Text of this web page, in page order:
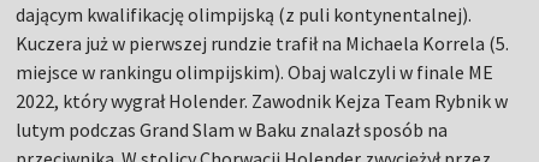
dającym kwalifikację olimpijską (z puli kontynentalnej).
Kuczera już w pierwszej rundzie trafił na Michaela Korrela (5.
miejsce w rankingu olimpijskim). Obaj walczyli w finale ME
2022, który wygrał Holender. Zawodnik Kejza Team Rybnik w
lutym podczas Grand Slam w Baku znalazł sposób na